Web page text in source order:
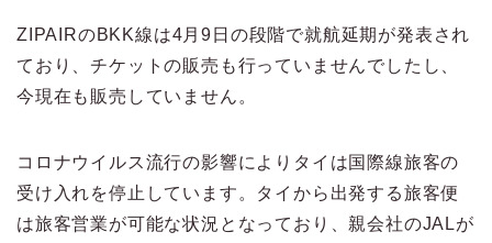
ZIPAIRのBKK線は4月9日の段階で就航延期が発表され
ており、チケットの販売も行っていませんでしたし、
今現在も販売していません。
コロナウイルス流行の影響によりタイは国際線旅客の
受け入れを停止しています。タイから出発する旅客便
は旅客営業が可能な状況となっており、親会社のJALが